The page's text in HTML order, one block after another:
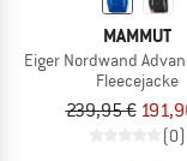
MAMMUT
Eiger Nordwand
Fleecejacke
239,95 €
(0)